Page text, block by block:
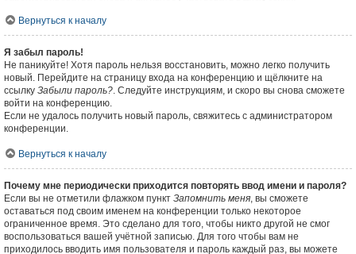
Вернуться к началу
Я забыл пароль!
Не паникуйте! Хотя пароль нельзя восстановить, можно легко получить
новый. Перейдите на страницу входа на конференцию и щёлкните на
ссылку Забыли пароль?. Следуйте инструкциям, и скоро вы снова сможете
войти на конференцию.
Если не удалось получить новый пароль, свяжитесь с администратором
конференции.
Вернуться к началу
Почему мне периодически приходится повторять ввод имени и пароля?
Если вы не отметили флажком пункт Запомнить меня, вы сможете
оставаться под своим именем на конференции только некоторое
ограниченное время. Это сделано для того, чтобы никто другой не смог
воспользоваться вашей учётной записью. Для того чтобы вам не
приходилось вводить имя пользователя и пароль каждый раз, вы можете